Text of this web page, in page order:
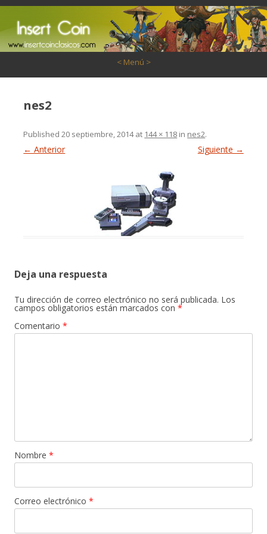
< Menú >
nes2
Published20 septiembre, 2014at 144 × 118 in nes2.
← Anterior Siguiente →
Deja una respuesta
Tu dirección de correo electrónico no será publicada. Los
campos obligatorios están marcados con *
Comentario *
Nombre *
Correo electrónico *